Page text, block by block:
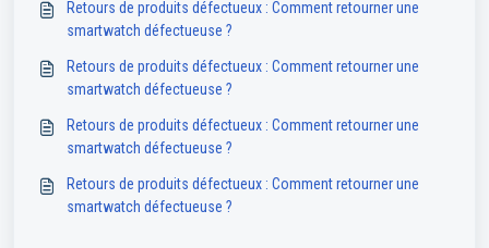
Retours de produits défectueux : Comment retourner une
smartwatch défectueuse ?
Retours de produits défectueux : Comment retourner une
smartwatch défectueuse ?
Retours de produits défectueux : Comment retourner une
smartwatch défectueuse ?
Retours de produits défectueux : Comment retourner une
smartwatch défectueuse ?